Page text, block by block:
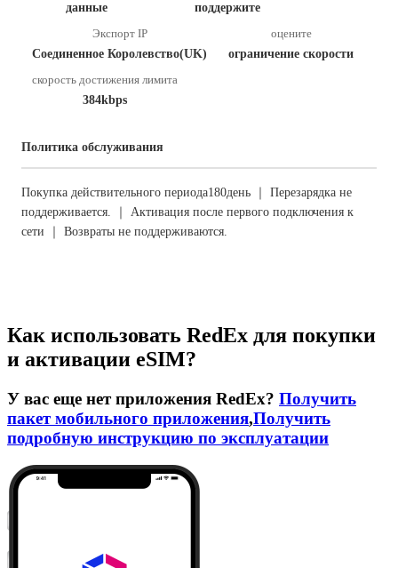
данные
поддержите
Экспорт IP
Соединенное Королевство(UK)
оцените
ограничение скорости
скорость достижения лимита
384kbps
Политика обслуживания
Покупка действительного периода180день ｜ Перезарядка не
поддерживается. ｜ Активация после первого подключения к
сети ｜ Возвраты не поддерживаются.
Как использовать RedEx для покупки
и активации eSIM?
У вас еще нет приложения RedEx? Получить
пакет мобильного приложения,Получить
подробную инструкцию по эксплуатации